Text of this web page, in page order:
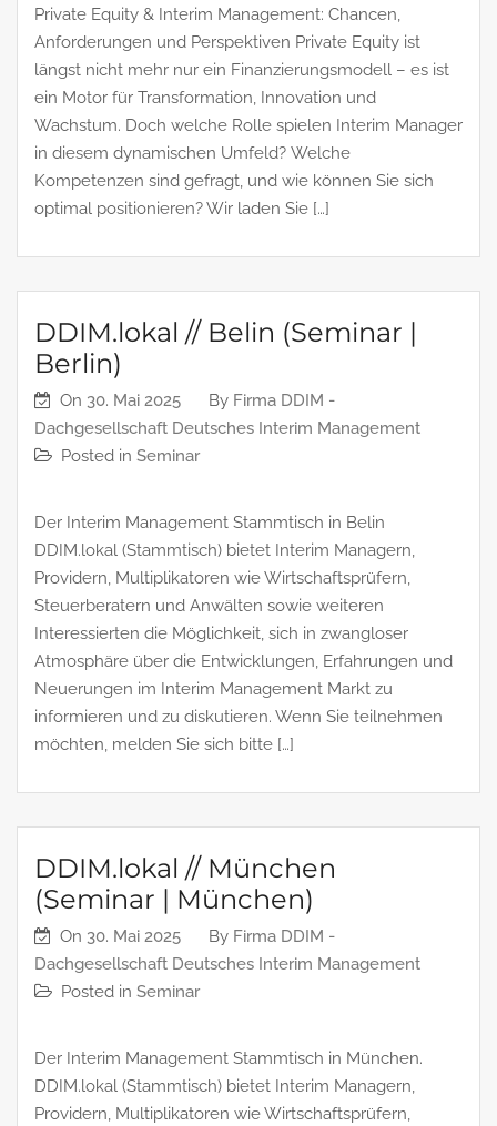
Private Equity & Interim Management: Chancen,
Anforderungen und Perspektiven Private Equity ist
längst nicht mehr nur ein Finanzierungsmodell – es ist
ein Motor für Transformation, Innovation und
Wachstum. Doch welche Rolle spielen Interim Manager
in diesem dynamischen Umfeld? Welche
Kompetenzen sind gefragt, und wie können Sie sich
optimal positionieren?​ Wir laden Sie […]
DDIM.lokal // Belin (Seminar |
Berlin)
On 30. Mai 2025 By Firma DDIM -
Dachgesellschaft Deutsches Interim Management
Posted in Seminar
Der Interim Management Stammtisch in Belin
DDIM.lokal (Stammtisch) bietet Interim Managern,
Providern, Multiplikatoren wie Wirtschaftsprüfern,
Steuerberatern und Anwälten sowie weiteren
Interessierten die Möglichkeit, sich in zwangloser
Atmosphäre über die Entwicklungen, Erfahrungen und
Neuerungen im Interim Management Markt zu
informieren und zu diskutieren. Wenn Sie teilnehmen
möchten, melden Sie sich bitte […]
DDIM.lokal // München
(Seminar | München)
On 30. Mai 2025 By Firma DDIM -
Dachgesellschaft Deutsches Interim Management
Posted in Seminar
Der Interim Management Stammtisch in München.
DDIM.lokal (Stammtisch) bietet Interim Managern,
Providern, Multiplikatoren wie Wirtschaftsprüfern,